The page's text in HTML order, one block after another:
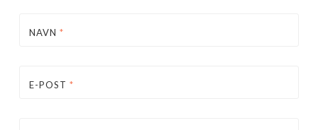
NAVN *
E-POST *